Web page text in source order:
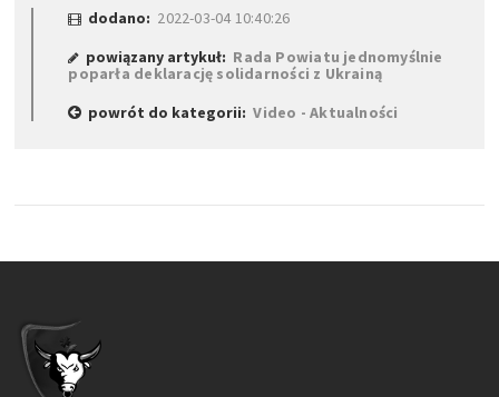
dodano: 2022-03-04 10:40:26
powiązany artykuł: Rada Powiatu jednomyślnie
poparła deklarację solidarności z Ukrainą
powrót do kategorii:Video - Aktualności